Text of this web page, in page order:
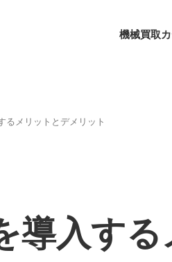
機械買取
るメリットとデメリット
導入す